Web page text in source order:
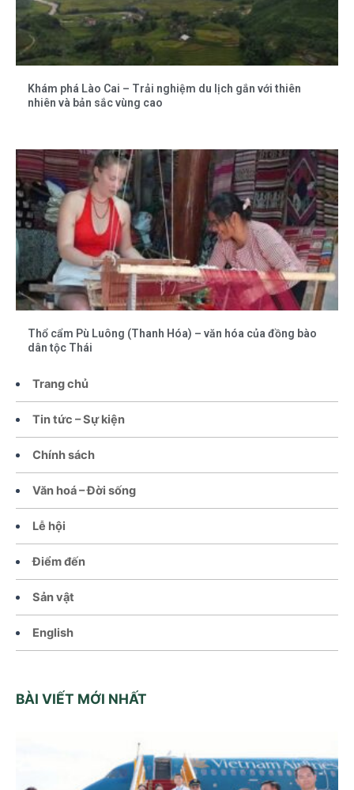
Trang chủ
Tin tức – Sự kiện
Chính sách
Văn hoá – Đời sống
Lễ hội
Điểm đến
Sản vật
English
BÀI VIẾT MỚI NHẤT
Khám phá Lào Cai – Trải nghiệm du lịch gắn với thiên
nhiên và bản sắc vùng cao
Thổ cẩm Pù Luông (Thanh Hóa) – văn hóa của đồng bào
dân tộc Thái